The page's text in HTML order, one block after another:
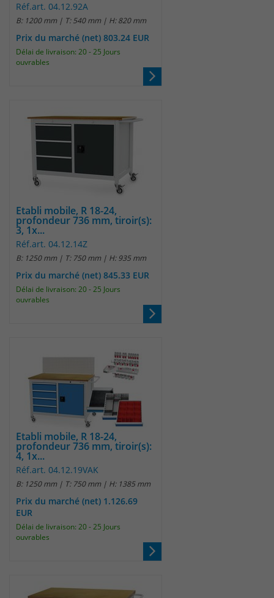
Réf.art. 04.12.92A
B: 1200 mm | T: 540 mm | H: 820 mm
Prix du marché (net) 803.24 EUR
Délai de livraison: 20 - 25 Jours
ouvrables
Etabli mobile, R 18-24,
profondeur 736 mm, tiroir(s):
3, 1x...
Réf.art. 04.12.14Z
B: 1250 mm | T: 750 mm | H: 935 mm
Prix du marché (net) 845.33 EUR
Délai de livraison: 20 - 25 Jours
ouvrables
Etabli mobile, R 18-24,
profondeur 736 mm, tiroir(s):
4, 1x...
Réf.art. 04.12.19VAK
B: 1250 mm | T: 750 mm | H: 1385 mm
Prix du marché (net) 1.126.69
EUR
Délai de livraison: 20 - 25 Jours
ouvrables